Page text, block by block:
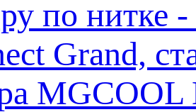
по нитке -
Grand,
MGCOOL